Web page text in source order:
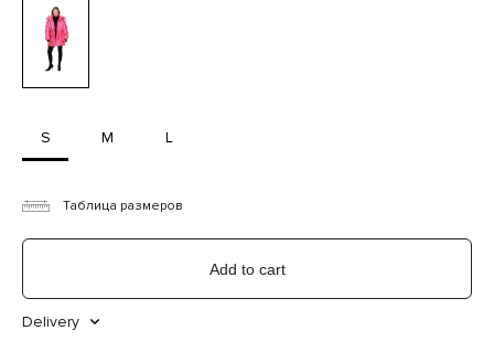
S M L
Таблица размеров
Add to cart
Delivery